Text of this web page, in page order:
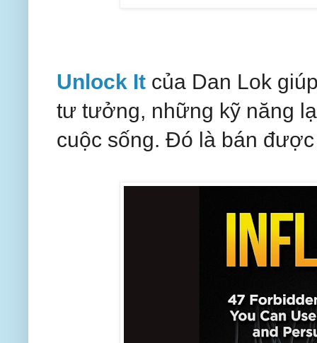
Unlock It của Dan Lok
tư tưởng, những kỹ năng
cuộc sống. Đó là bán